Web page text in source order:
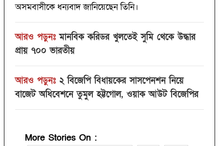
অসমবাসীকে ধন্যবাদ জানিয়েছেন তিনি।
আরও পড়ুনঃ মানবিক করিডর খুলতেই সুমি থেকে উদ্ধার
প্রায় ৭০০ ভারতীয়
আরও পড়ুনঃ ২ বিজেপি বিধায়কের সাসপেনশন নিয়ে
বাজেট অধিবেশনে তুমুল হট্টগোল, ওয়াক আউট বিজেপির
More Stories On :